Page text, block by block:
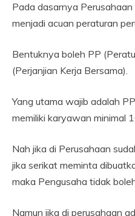
Pada dasarnya
menjadi acuan peraturan
Bentuknya boleh PP
(Perjanjian Kerja Bersama).
Yang utama wajib adalah
memiliki karyawan minimal
Nah jika di Perusahaan
jika serikat meminta
maka Pengusaha tidak
Namun jika di perusahaan